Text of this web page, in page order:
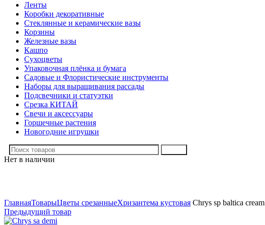
Ленты
Коробки декоративные
Стеклянные и керамические вазы
Корзины
Железные вазы
Кашпо
Сухоцветы
Упаковочная плёнка и бумага
Садовые и Флористические инструменты
Наборы для выращивания рассады
Подсвечники и статуэтки
Срезка КИТАЙ
Свечи и аксессуары
Горшечные растения
Новогодние игрушки
Нет в наличии
ГлавнаяТоварыЦветы срезанныеХризантема кустовая Chrys sp baltica cream
Предыдущий товар